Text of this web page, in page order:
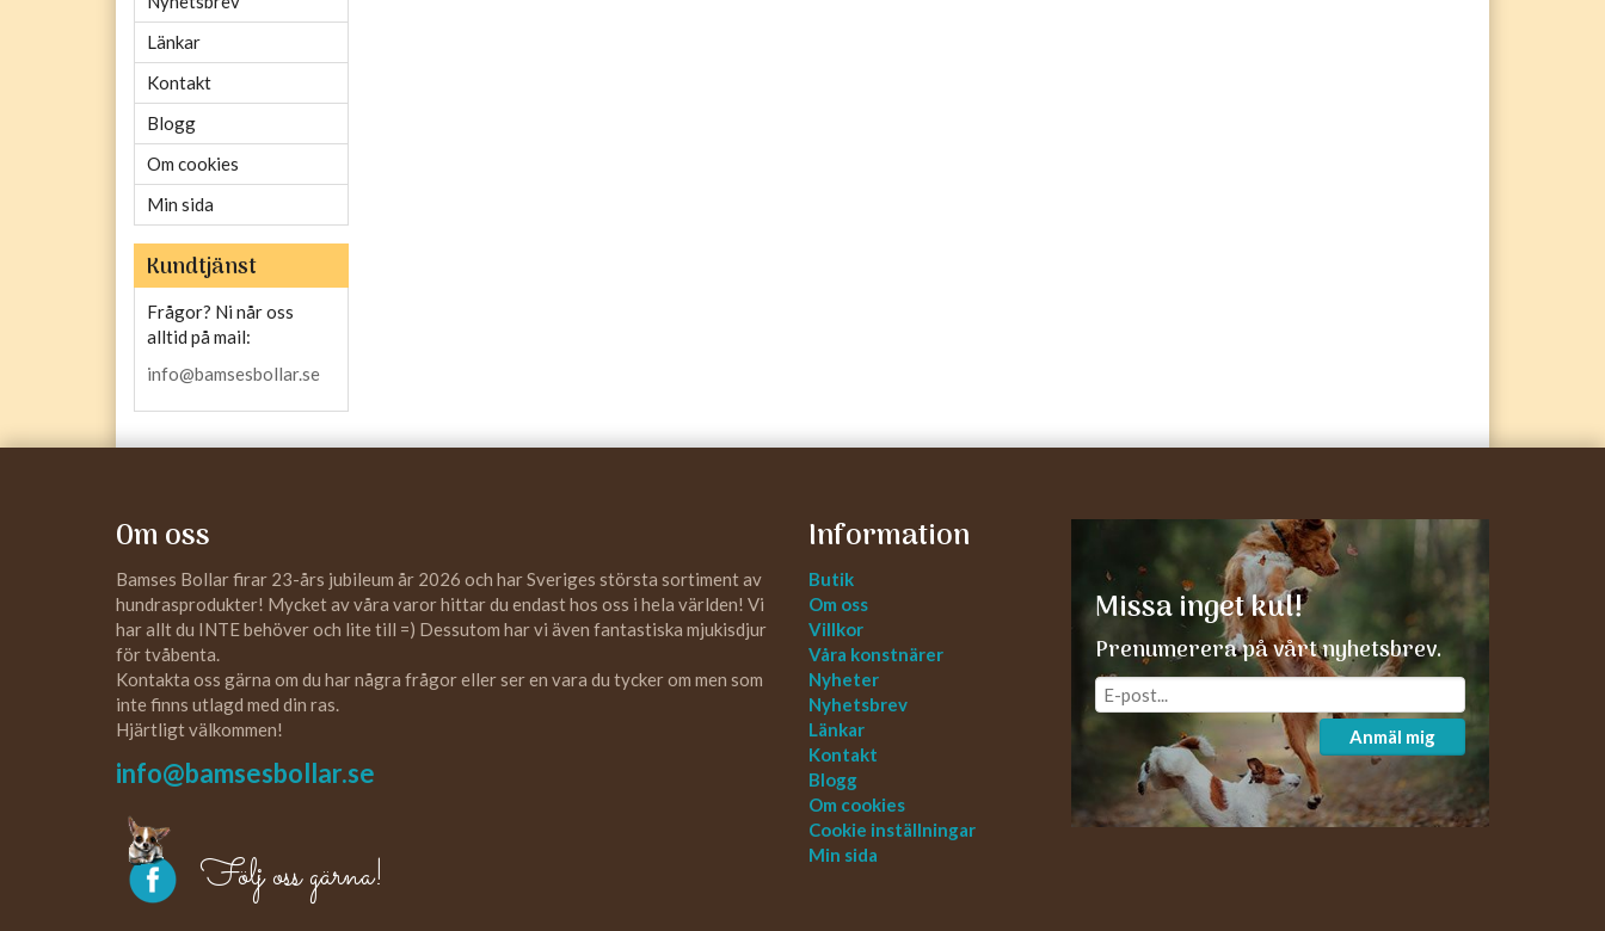
Länkar
Kontakt
Blogg
Om cookies
Min sida
Kundtjänst
Frågor? Ni når oss
alltid på mail:
info@bamsesbollar.se
Missa inget kul!
Prenumerera på vårt nyhetsbrev.
Anmäl mig
Information
Butik
Om oss
Villkor
Våra konstnärer
Nyheter
Nyhetsbrev
Länkar
Kontakt
Blogg
Om cookies
Cookie inställningar
Min sida
Om oss
Bamses Bollar firar 23-års jubileum år 2026 och har Sveriges största sortiment av
hundrasprodukter! Mycket av våra varor hittar du endast hos oss i hela världen! Vi
har allt du INTE behöver och lite till =) Dessutom har vi även fantastiska mjukisdjur
för tvåbenta.
Kontakta oss gärna om du har några frågor eller ser en vara du tycker om men som
inte finns utlagd med din ras.
Hjärtligt välkommen!
info@bamsesbollar.se
Följ oss gärna!